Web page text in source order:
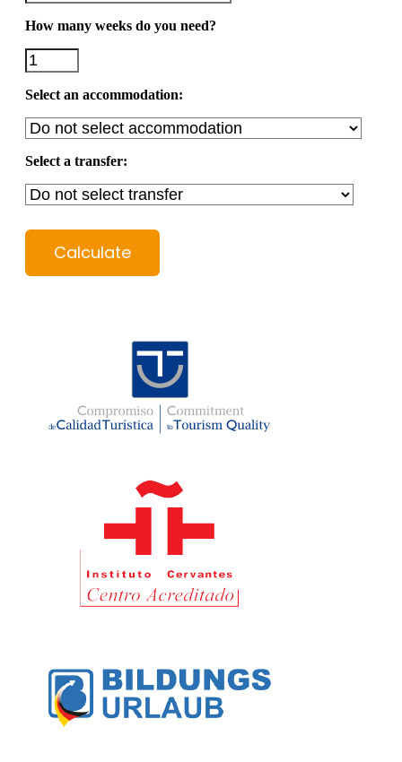
How many weeks do you need?
Select an accommodation:
Select a transfer:
Calculate